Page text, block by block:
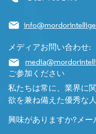
メディアお問い合わせ:
ご参加ください
私たちは常に、業界に
欲を兼ね備えた優秀な
興味がありますか?メー